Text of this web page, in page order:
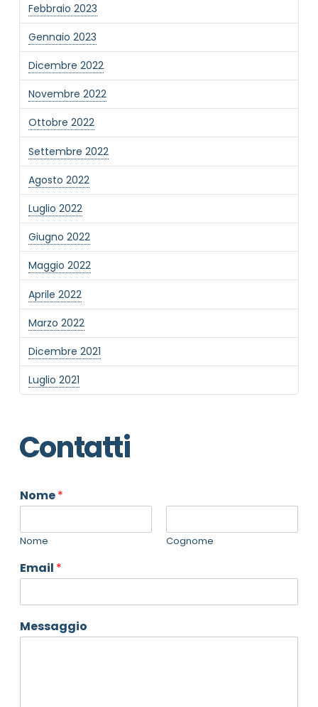
Febbraio 2023
Gennaio 2023
Dicembre 2022
Novembre 2022
Ottobre 2022
Settembre 2022
Agosto 2022
Luglio 2022
Giugno 2022
Maggio 2022
Aprile 2022
Marzo 2022
Dicembre 2021
Luglio 2021
Contatti
Nome*
Nome Cognome
Email *
Messaggio